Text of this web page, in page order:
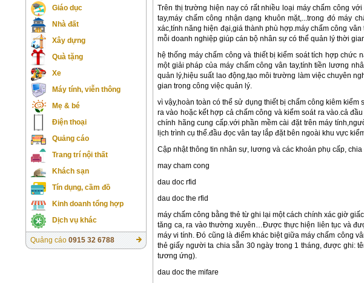
Giáo dục
Nhà đất
Xây dựng
Quà tặng
Xe
Máy tính, viễn thông
Mẹ & bé
Điện thoại
Quảng cáo
Trang trí nội thất
Khách sạn
Tín dụng, cầm đồ
Kinh doanh tổng hợp
Dịch vụ khác
Quảng cáo 0915 32 6788
Trên thị trường hiện nay có rất nhiều loại máy chấm công
tay,máy chấm công nhận dạng khuôn mặt,...trong đó máy
xác,tính năng hiện đại,giá thành phù hợp.máy chấm công
mỗi doanh nghiệp giúp cán bộ nhân sự có thể quản lý thời
hệ thống máy chấm công và thiết bị kiểm soát tích hợp chức
một giải pháp của máy chấm công vân tay,tính tiền lương
quản lý,hiệu suất lao động,tạo môi trường làm việc chuyên
gian trong công việc quản lý.
vì vậy,hoàn toàn có thể sử dụng thiết bị chấm công kiêm
ra vào hoặc kết hợp cả chấm công và kiểm soát ra vào.cả
chính hãng cung cấp.với phần mềm cài đặt trên máy
lịch trình cụ thể.đầu đọc vân tay lắp đặt bên ngoài khu vực
Cập nhật thông tin nhân sự, lương và các khoản phụ cấp,
may cham cong
dau doc rfid
dau doc the rfid
máy chấm công bằng thẻ từ ghi lại một cách chính xác giờ
tăng ca, ra vào thường xuyên…Được thực hiện liên tục và
máy vi tính. Đó cũng là điểm khác biệt giữa máy chấm công
thẻ giấy người ta chia sẵn 30 ngày trong 1 tháng, được ghi:
tương ứng).
dau doc the mifare